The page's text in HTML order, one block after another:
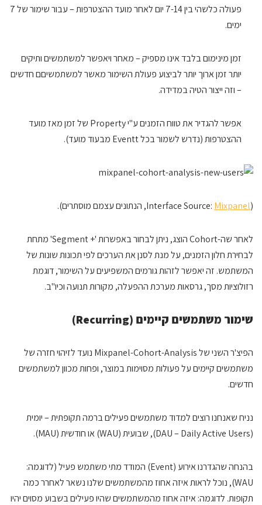
פעולה כלשהי בין 7-14 יום לאחר מועד ההצטרפות – עבור שימור של 7
ימים.
זמן מינימום בלבד אינו מספיק – מאחר ויאפשר למשתמשים ותיקים
יותר זמן ארוך יותר לביצוע פעולת השימור מאשר למשתמשיםם חדשים
– וזה ייצור הטיה במדידה.
אפשר להגדיר את טווח הזמנים ע"י Property של זמן מאז מועד
ההצטרפות (נדרש לשמור בכל Eventt מבעוד מועד).
(Interface Source:
Mixpanel , הנתונים עצמם מוסתרים).
לאחר שה-Cohort הוצג, ניתן לבחור באפשרות '+ Segment' מתחת
לבחירת חלון הזמנים, על מנת לסנן את הערכים לפי תכונות שונות של
המשתמש. זה יאפשר לזהות גורמים המשפיעים על השימור, דוגמת
רזולוציות מסך, גרסאות מערכת ההפעלה, מקורות תנועה וכיו"ב.
שימור משתמשים קיימים (Recurring
)
הפיצ'ר השני של Mixpanel-Cohort-Analysis נועד לזיהוי חזרה של
משתמשים קיימים על פעולות מסוימות במוצר, ופחות מכוון למשתמשים
חדשים.
נניח שאנחנו רוצים למדוד משתמשים פעילים ברמה תקופתית – יומית
(DAU – Daily Active Users), שבועית (WAU) או חודשית (MAU).
בהנחה שהגדרנו אירוע (Event) המודד מתי משתמש פעיל (לדוגמה:
WAU), נוכל לראות איזה אחוז מהמשתמשים שלנו נשאר לאחרר כמה
תקופות. לדוגמה: איזה אחוז מהמשתמשים שהיו פעילים בשבוע מסוים יהיו